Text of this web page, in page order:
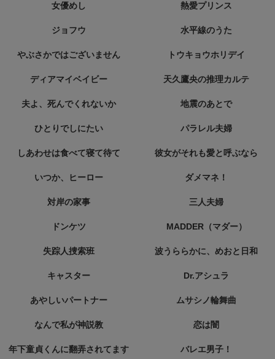
女優めし 熱愛プリンス
ジョフウ 水平線のうた
やぶさかではございません トウキョウホリデイ
ディアマイベイビー 天久鷹央の推理カルテ
夫よ、死んでくれないか 地震のあとで
ひとりでしにたい パラレル夫婦
しあわせは食べて寝て待て 彼女がそれも愛と呼ぶなら
いつか、ヒーロー ダメマネ！
対岸の家事 三人夫婦
ドンケツ MADDER（マダー）
失踪人捜索班 波うららかに、めおと日和
キャスター Dr.アシュラ
あやしいパートナー ムサシノ輪舞曲
なんで私が神説教 恋は闇
年下童貞くんに翻弄されてます バレエ男子！